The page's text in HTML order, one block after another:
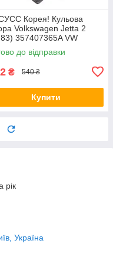
Корея! Кульова
Volkswagen Jetta 2
357407365A VW
2. Aксусс Корея -
до відправки
₴ 540 ₴
Купити
рік
Україна